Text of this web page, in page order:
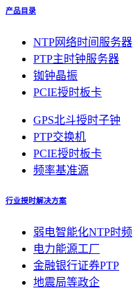
产品目录
NTP网络时间服务器
PTP主时钟服务器
铷钟晶振
PCIE授时板卡
GPS北斗授时子钟
PTP交换机
PCIE授时板卡
频率基准源
行业授时解决方案
弱电智能化NTP时频
电力能源工厂
金融银行证券PTP
地震局等政企